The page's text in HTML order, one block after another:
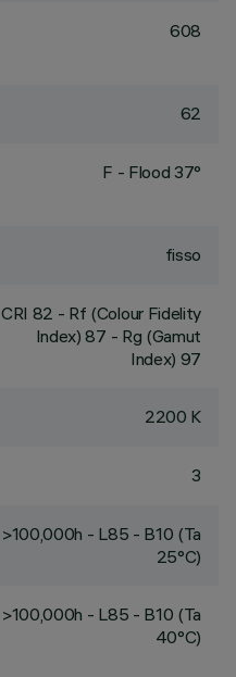
608
62
F - Flood 37°
fisso
CRI 82 - Rf (Colour Fidelity
Index) 87 - Rg (Gamut
Index) 97
2200 K
3
>100,000h - L85 - B10 (Ta
25°C)
>100,000h - L85 - B10 (Ta
40°C)